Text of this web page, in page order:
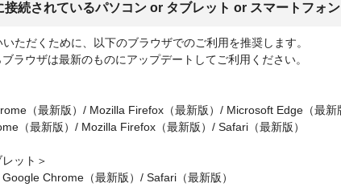
接続されているパソコン or タブレット or スマートフォン
ただくために、以下のブラウザでのご利用を推奨します。
ラウザは最新のものにアップデートしてご利用ください。
（最新版）/ Mozilla Firefox（最新版）/ Microsoft Edge（最新
（最新版）/ Mozilla Firefox（最新版）/ Safari（最新版）
ット＞
Chrome（最新版）/ Safari（最新版）